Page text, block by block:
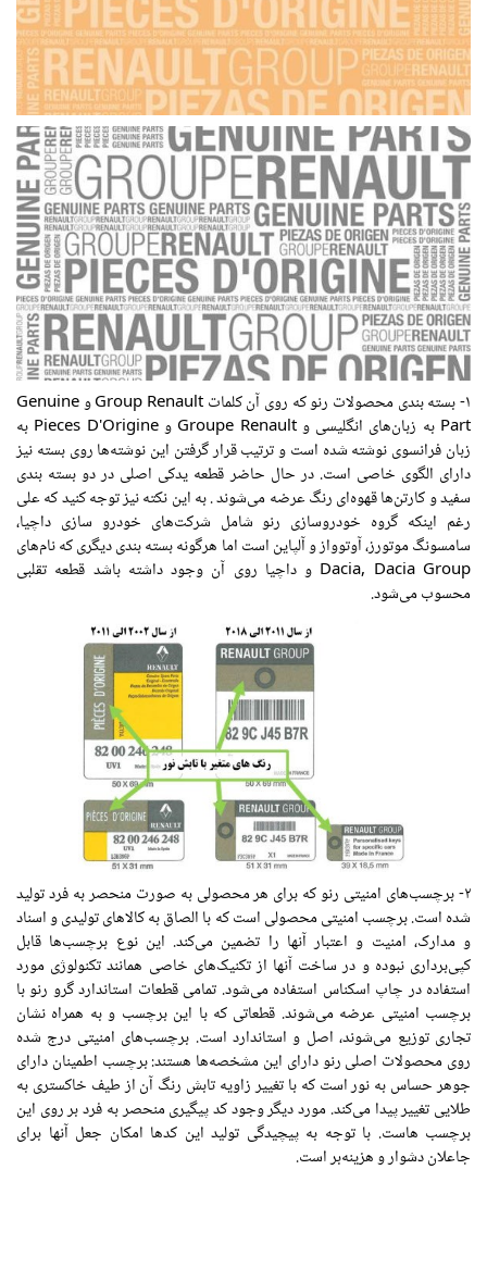
۱- بسته بندی محصولات رنو که روی آن کلمات Group Renault و Genuine
Part به زبان‌های انگلیسی و Groupe Renault و Pieces D'Origine به
زبان فرانسوی نوشته شده است و ترتیب قرار گرفتن این نوشته‌ها روی بسته نیز
دارای الگوی خاصی است. در حال حاضر قطعه یدکی اصلی در دو بسته بندی
سفید و کارتن‌ها قهوه‌ای رنگ عرضه می‌شوند . به این نکته نیز توجه کنید که علی
رغم اینکه گروه خودروسازی رنو شامل شرکت‌های خودرو سازی داچیا،
سامسونگ موتورز، آوتوواز و آلپاین است اما هرگونه بسته بندی دیگری که نام‌های
Dacia, Dacia Group و داچیا روی آن وجود داشته باشد قطعه تقلبی
محسوب می‌شود.
۲- برچسب‌های امنیتی رنو که برای هر محصولی به صورت منحصر به فرد تولید
شده است. برچسب امنیتی محصولی است که با الصاق به کالاهای تولیدی و اسناد
و مدارک، امنیت و اعتبار آنها را تضمین می‌کند. این نوع برچسب‌ها قابل
کپی‌برداری نبوده و در ساخت آنها از تکنیک‌های خاصی همانند تکنولوژی مورد
استفاده در چاپ اسکناس استفاده می‌شود. تمامی قطعات استاندارد گرو رنو با
برچسب امنیتی عرضه می‌شوند. قطعاتی که با این برچسب و به همراه نشان
تجاری توزیع می‌شوند، اصل و استاندارد است. برچسب‌های امنیتی درج شده
روی محصولات اصلی رنو دارای این مشخصه‌ها هستند: برچسب اطمینان دارای
جوهر حساس به نور است که با تغییر زاویه تابش رنگ آن از طیف خاکستری به
طلایی تغییر پیدا می‌کند. مورد دیگر وجود کد پیگیری منحصر به فرد بر روی این
برچسب هاست. با توجه به پیچیدگی تولید این کدها امکان جعل آنها برای
جاعلان دشوار و هزینه‌بر است.